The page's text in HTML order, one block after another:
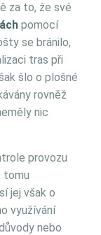
za to, že své
pomocí
se bránilo,
tras při
šlo o plošné
rovněž
nic
provozu
tomu
jej však o
využívání
nebo